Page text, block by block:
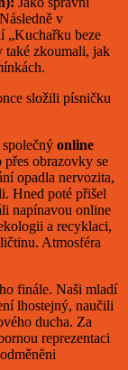
v
„Kuchařku beze
také zkoumali, jak
složili písničku
online
obrazovky se
opadla nervozita,
Hned poté přišel
napínavou online
a recyklaci,
Atmosféra
finále. Naši mladí
lhostejný, naučili
ducha. Za
reprezentaci